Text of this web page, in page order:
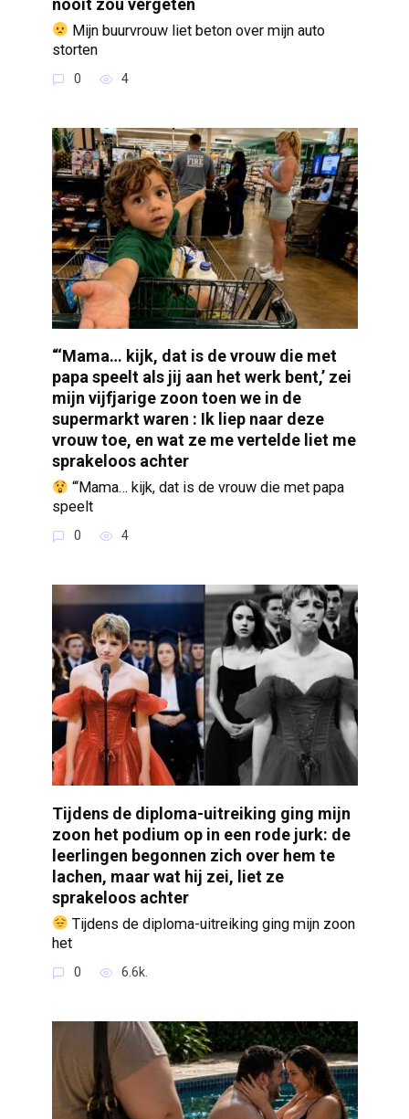
Mijn buurvrouw liet beton over mijn auto
storten
0 4
“‘Mama… kijk, dat is de vrouw die met
papa speelt als jij aan het werk bent,’ zei
mijn vijfjarige zoon toen we in de
supermarkt waren : Ik liep naar deze
vrouw toe, en wat ze me vertelde liet me
sprakeloos achter
“‘Mama… kijk, dat is de vrouw die met papa
speelt
0 4
Tijdens de diploma-uitreiking ging mijn
zoon het podium op in een rode jurk: de
leerlingen begonnen zich over hem te
lachen, maar wat hij zei, liet ze
sprakeloos achter
Tijdens de diploma-uitreiking ging mijn zoon
het
0 6.6k.